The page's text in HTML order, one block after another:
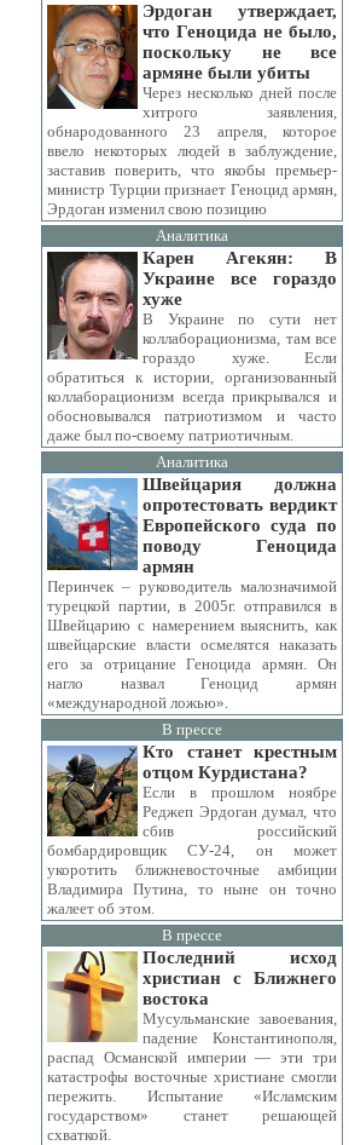
Эрдоган утверждает,
что Геноцида не было,
поскольку не все
армяне были убиты
Через несколько дней после
хитрого заявления,
обнародованного 23 апреля, которое
ввело некоторых людей в заблуждение,
заставив поверить, что якобы премьер-
министр Турции признает Геноцид армян,
Эрдоган изменил свою позицию
Аналитика
Карен Агекян: В
Украине все гораздо
хуже
В Украине по сути нет
коллаборационизма, там все
гораздо хуже. Если
обратиться к истории, организованный
коллаборационизм всегда прикрывался и
обосновывался патриотизмом и часто
даже был по-своему патриотичным.
Аналитика
Швейцария должна
опротестовать вердикт
Европейского суда по
поводу Геноцида
армян
Перинчек – руководитель малозначимой
турецкой партии, в 2005г. отправился в
Швейцарию с намерением выяснить, как
швейцарские власти осмелятся наказать
его за отрицание Геноцида армян. Он
нагло назвал Геноцид армян
«международной ложью».
В прессе
Кто станет крестным
отцом Курдистана?
Если в прошлом ноябре
Реджеп Эрдоган думал, что
сбив российский
бомбардировщик СУ-24, он может
укоротить ближневосточные амбиции
Владимира Путина, то ныне он точно
жалеет об этом.
В прессе
Последний исход
христиан с Ближнего
востока
Мусульманские завоевания,
падение Константинополя,
распад Османской империи — эти три
катастрофы восточные христиане смогли
пережить. Испытание «Исламским
государством» станет решающей
схваткой.